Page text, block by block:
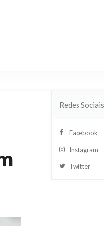
Redes Sociais
Facebook
Instagram
Twitter